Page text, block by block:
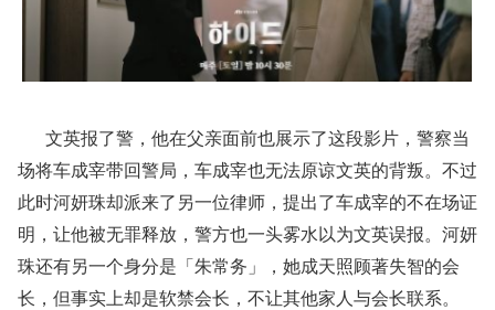
文英报了警，他在父亲面前也展示了这段影片，警察当
场将车成宰带回警局，车成宰也无法原谅文英的背叛。不过
此时河妍珠却派来了另一位律师，提出了车成宰的不在场证
明，让他被无罪释放，警方也一头雾水以为文英误报。河妍
珠还有另一个身分是「朱常务」，她成天照顾著失智的会
长，但事实上却是软禁会长，不让其他家人与会长联系。